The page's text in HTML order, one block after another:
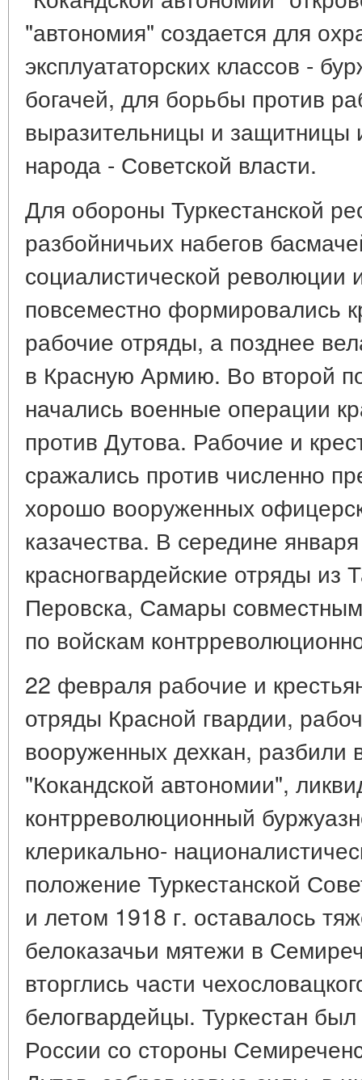
"автономия" создается для
эксплуататорских классов -
богачей, для борьбы против
выразительницы и защитницы
народа - Советской власти.
Для обороны Туркестанской
разбойничьих набегов
социалистической революции
повсеместно формировались
рабочие отряды, а позднее
в Красную Армию. Во второй
начались военные операции
против Дутова. Рабочие и
сражались против численно
хорошо вооруженных
казачества. В середине
красногвардейские отряды из
Перовска, Самары
по войскам
22 февраля рабочие и
отряды Красной гвардии,
вооруженных дехкан,
"Кокандской автономии",
контрреволюционный
клерикально-
положение Туркестанской
и летом 1918 г. оставалось
белоказачьи мятежи в
вторглись части
белогвардейцы. Туркестан
России со стороны